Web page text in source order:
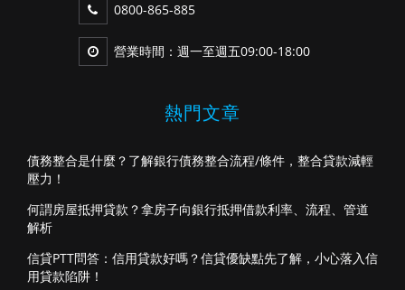
0800-865-885
營業時間：週一至週五09:00-18:00
熱門文章
債務整合是什麼？了解銀行債務整合流程/條件，整合貸款減輕
壓力！
何謂房屋抵押貸款？拿房子向銀行抵押借款利率、流程、管道
解析
信貸PTT問答：信用貸款好嗎？信貸優缺點先了解，小心落入信
用貸款陷阱！